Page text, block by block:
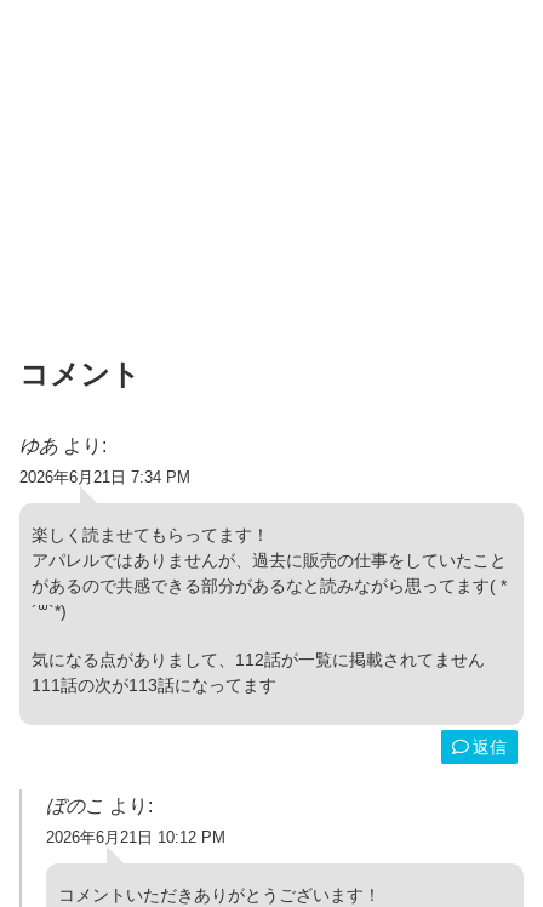
コメント
ゆあ より:
2026年6月21日 7:34 PM
楽しく読ませてもらってます！
アパレルではありませんが、過去に販売の仕事をしていたこと
があるので共感できる部分があるなと読みながら思ってます( *
´꒳`*)
気になる点がありまして、112話が一覧に掲載されてません
111話の次が113話になってます
返信
ぼのこ より:
2026年6月21日 10:12 PM
コメントいただきありがとうございます！